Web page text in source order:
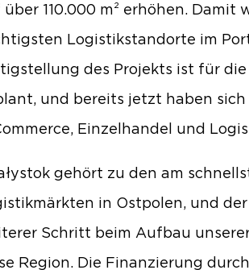
110.000 m² erhöhen. Damit
Logistikstandorte im
des Projekts ist für
und bereits jetzt haben sich
Einzelhandel und
gehört zu den am
in Ostpolen, und
Schritt beim Aufbau
Region. Die Finanzierung